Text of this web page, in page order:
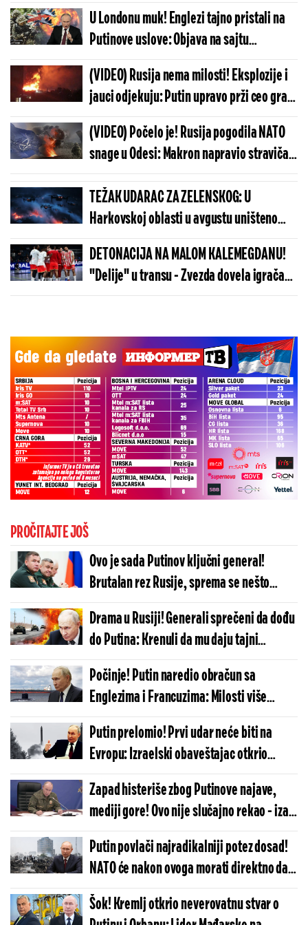
dronovi ne prestaju da udaraju - koliko
može još Moskva da izdrži?!
U Londonu muk! Englezi tajno pristali na
Putinove uslove: Objava na sajtu
britanske vlade šokirala svet
(VIDEO) Rusija nema milosti! Eksplozije i
jauci odjekuju: Putin upravo prži ceo grad,
stižu stravični snimci sa lica mesta
(VIDEO) Počelo je! Rusija pogodila NATO
snage u Odesi: Makron napravio stravičan
potez, Putin odgovorio najsurovije
moguće
TEŽAK UDARAC ZA ZELENSKOG: U
Harkovskoj oblasti u avgustu uništeno
više od 100 „baba jaga“
DETONACIJA NA MALOM KALEMEGDANU!
"Delije" u transu - Zvezda dovela igrača
Real Madrida!
PROČITAJTE JOŠ
Ovo je sada Putinov ključni general!
Brutalan rez Rusije, sprema se nešto
krupno u Ukrajini?
Drama u Rusiji! Generali sprečeni da dođu
do Putina: Krenuli da mu daju tajni
izveštaj, a onda - šok
Počinje! Putin naredio obračun sa
Englezima i Francuzima: Milosti više
nema, Moskva ide do samog kraja
Putin prelomio! Prvi udar neće biti na
Evropu: Izraelski obaveštajac otkrio
neočekivanu metu po kojoj će Rusija
raspaliti
Zapad histeriše zbog Putinove najave,
mediji gore! Ovo nije slučajno rekao - iza
reči se se krije zloslutna poruka
Putin povlači najradikalniji potez dosad!
NATO će nakon ovoga morati direktno da
napadne Moskvu? Obaveštajac zatresao
planetu
Šok! Kremlj otkrio neverovatnu stvar o